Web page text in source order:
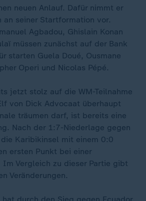
neuen Anlauf. Dafür nimmt er
an seiner Startformation vor.
Agbadou, Ghislain Konan
müssen zunächst auf der Bank
starten Guela Doué, Ousmane
Operi und Nicolas Pépé.
jetzt stolz auf die WM-Teilnahme
von Dick Advocaat überhaupt
träumen darf, ist bereits eine
Nach der 1:7-Niederlage gegen
Karibikinsel mit einem 0:0
ersten Punkt bei einer
Vergleich zu dieser Partie gibt
Veränderungen.